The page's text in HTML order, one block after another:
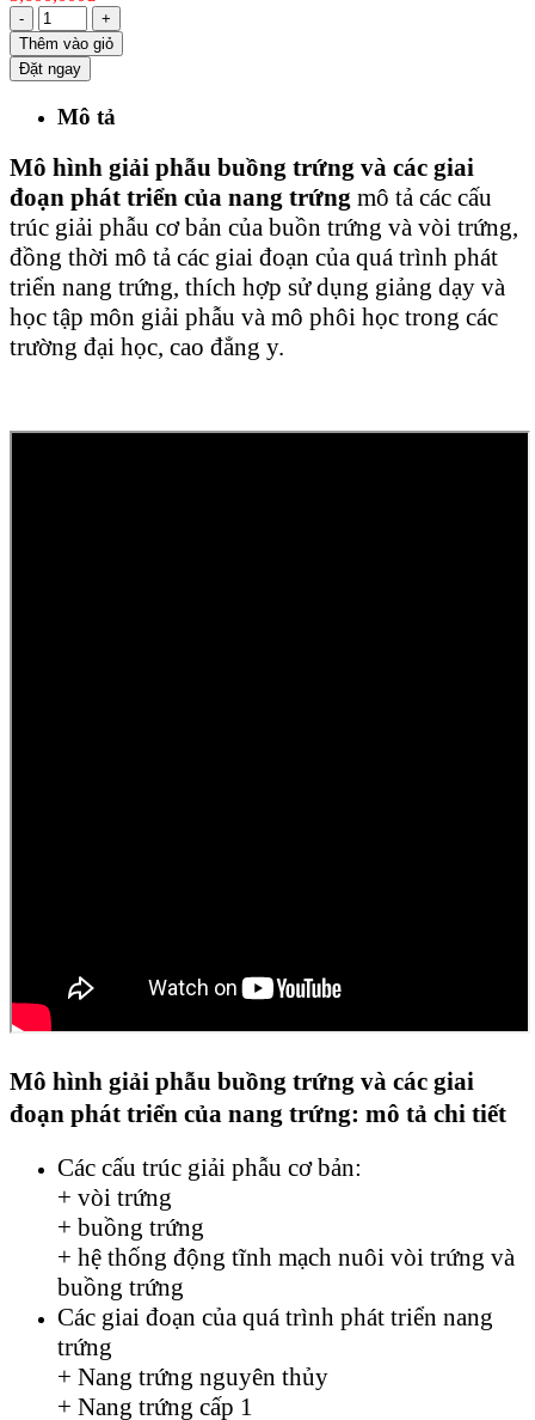
-
+
Thêm vào giỏ
Đặt ngay
Mô tả
Mô hình giải phẫu buồng trứng và các giai
đoạn phát triển của nang trứng mô tả các cấu
trúc giải phẫu cơ bản của buồn trứng và vòi trứng,
đồng thời mô tả các giai đoạn của quá trình phát
triển nang trứng, thích hợp sử dụng giảng dạy và
học tập môn giải phẫu và mô phôi học trong các
trường đại học, cao đẳng y.
Mô hình giải phẫu buồng trứng và các giai
đoạn phát triển của nang trứng: mô tả chi tiết
Các cấu trúc giải phẫu cơ bản:
+ vòi trứng
+ buồng trứng
+ hệ thống động tĩnh mạch nuôi vòi trứng và
buồng trứng
Các giai đoạn của quá trình phát triển nang
trứng
+ Nang trứng nguyên thủy
+ Nang trứng cấp 1